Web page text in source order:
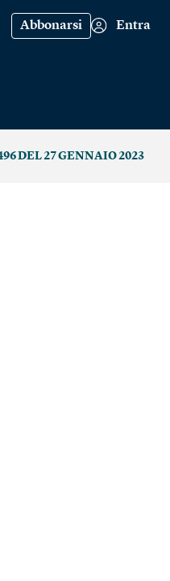
Abbonarsi Entra
DEL 27 GENNAIO 2023